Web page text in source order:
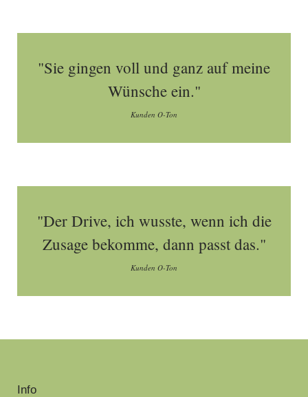
"Sie gingen voll und ganz auf meine
Wünsche ein."
Kunden O-Ton
"Der Drive, ich wusste, wenn ich die
Zusage bekomme, dann passt das."
Kunden O-Ton
Info